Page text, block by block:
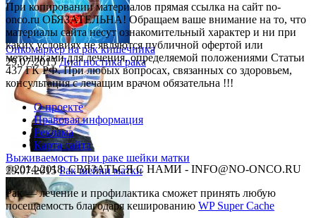
Онкомаркер на рак кишечника
29.07.2015 Диагностика рака
Выживаемость при раке шейки матки
29.07.2015 Рак шейки матки
При копировании материалов прямая ссылка на сайт no-
onco.ru ОБЯЗАТЕЛЬНА! Обращаем ваше внимание на то, что
материалы сайта несут ознакомительный характер и ни при
каких условиях не являются публичной офертой или
методиками для лечения, определяемой положениями Статьи
437 ГК РФ. При любых вопросах, связанных со здоровьем,
консультация с лечащим врачом обязательна !!!
О проекте
Правовая информация
Реклама
Карта сайта
©2014-2018, СВЯЗАТЬСЯ С НАМИ - INFO@NO-ONCO.RU
Рак — лечение и профилактика cможет принять любую
посещаемость благодаря кешированию WP Super Cache